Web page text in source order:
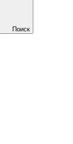
Поиск